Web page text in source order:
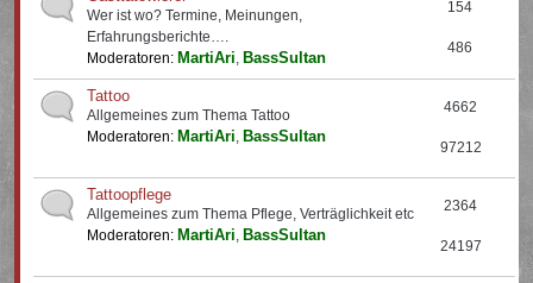
Wer ist wo? Termine, Meinungen,
Erfahrungsberichte….
Moderatoren: MartiAri, BassSultan
154
486
Tattoo
Allgemeines zum Thema Tattoo
Moderatoren: MartiAri, BassSultan
4662
97212
Tattoopflege
Allgemeines zum Thema Pflege, Verträglichkeit etc
Moderatoren: MartiAri, BassSultan
2364
24197